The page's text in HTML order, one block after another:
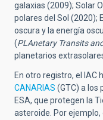
galaxias (2009); Solar
polares del Sol (2020);
oscura y la energía
(PLAnetary Transits
planetarios
En otro registro, el IAC
CANARIAS (GTC) a los
ESA, que protegen la
asteroide. Por ejemplo,